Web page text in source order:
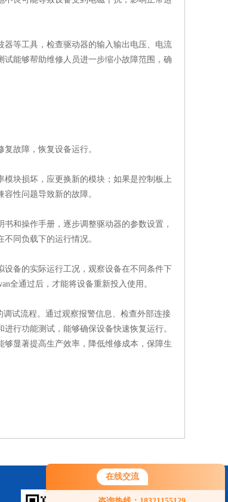
在线交流
您好！欢迎前来咨询，很高兴为您
等工具，检查驱动器的输入输出电压、电流
能够帮助维修人员进一步缩小故障范围，确
故障，恢复设备运行。
块损坏，应更换新的模块；如果是控制板上
性问题导致新的故障。
和操作手册，逐步调整驱动器的参数设置，
同负载下的运行情况。
备的实际运行工况，观察设备在不同条件下
全通过后，才能将设备重新投入使用。
试流程。通过观察报警信息、检查外部连接
行功能测试，能够确保设备快速恢复运行。
显著提高生产效率，降低维修成本，保障生